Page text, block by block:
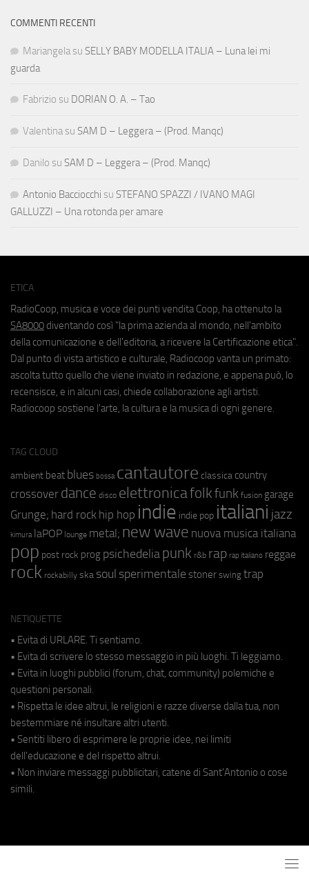
COMMENTI RECENTI
Mariangela su SELLY BABY MODELLA ITALIA – Luna lei mi
guarda
Fabrizio su DORIAN O. A. – Tao
Valentina su SAM D – Leggera – (Prod. Manqc)
Danilo su SAM D – Leggera – (Prod. Manqc)
Antonio Bacciocchi su STEFANO SPAZZI / IVANO MAGI
GALLUZZI – Una rotonda per amare
ETICA
RadioCoop, musica e voce dei punti vendita Coop, ha ottenuto la
SA8000 diventando così "la prima azienda al mondo, nell'ambito
della comunicazione e dell'editoria, a ricevere la Certificazione etica".
Dal punto di vista artistico e culturale, Radiocoop vanta un primato:
ascolta tutto quello che viene inviato in redazione, e appena può, lo
recensisce, e in alcuni casi, chiede collaborazione agli artisti.
Radiocoop sostiene l'arte, la cultura e la musica di ogni genere.
TAG CLOUD
ambient beat blues bossa cantautore classica country
crossover dance disco elettronicafolkfunk fusion garage
Grunge; hard rock hip hop indie indie pop italiani jazz
kimura laPOP lounge metal; new wave nuova musica italiana
pop post rock prog psichedeliapunk r&b rap rap italiano reggae
rock rockabilly ska soul sperimentale stoner swing trap
NETIQUETTE
• Evita di URLARE. Ti sentiamo.
• Evita di scrivere lo stesso messaggio in più luoghi. Ti leggiamo.
• Evita in luoghi pubblici (forum, chat, community) polemiche e
questioni personali.
• Rispetta le idee altrui, le religioni e razze diverse dalla tua, non
bestemmiare né insultare altri utenti.
• Sentiti libero di esprimere le proprie idee, nei limiti
dell'educazione e del rispetto altrui.
• Non inviare messaggi pubblicitari, catene di Sant'Antonio o cose
simili.